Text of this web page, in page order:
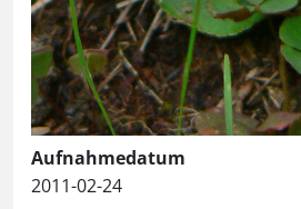
Aufnahmedatum
2011-02-24